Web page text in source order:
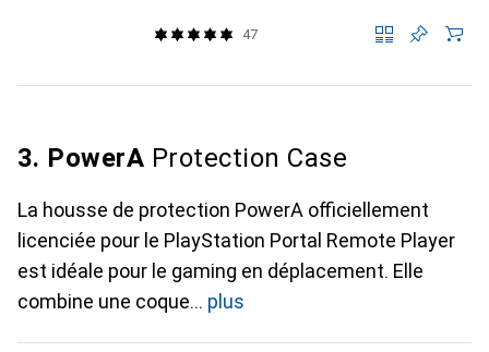
47
3. PowerA Protection Case
La housse de protection PowerA officiellement
licenciée pour le PlayStation Portal Remote Player
est idéale pour le gaming en déplacement. Elle
combine une coque
plus